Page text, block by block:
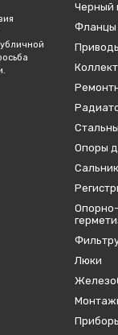
Черный
Фланцы
Опоры
Люки